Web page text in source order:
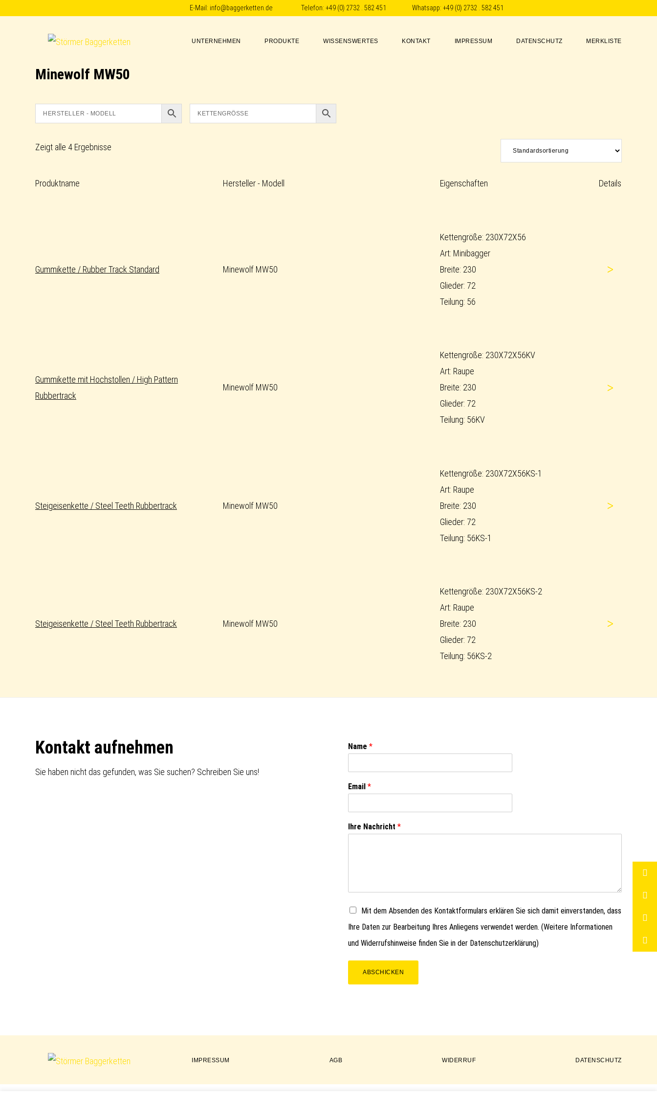
E-Mail: info@baggerketten.de Telefon: +49 (0) 2732 . 582 451 Whatsapp: +49 (0) 2732 . 582 451
Baggerketten
UNTERNEHMEN PRODUKTE WISSENSWERTES KONTAKT IMPRESSUM DATENSCHUTZ MERKLISTE
Minewolf MW50
Zeigt alle 4 Ergebnisse
Produktname Hersteller - Modell Eigenschaften Details
Gummikette / Rubber Track Standard Minewolf MW50
Kettengröße: 230X72X56
Art: Minibagger
Breite: 230
Glieder: 72
Teilung: 56
>
Gummikette mit Hochstollen / High Pattern
Rubbertrack
Minewolf MW50
Kettengröße: 230X72X56KV
Art: Raupe
Breite: 230
Glieder: 72
Teilung: 56KV
>
Steigeisenkette / Steel Teeth Rubbertrack Minewolf MW50
Kettengröße: 230X72X56KS-1
Art: Raupe
Breite: 230
Glieder: 72
Teilung: 56KS-1
>
Steigeisenkette / Steel Teeth Rubbertrack Minewolf MW50
Kettengröße: 230X72X56KS-2
Art: Raupe
Breite: 230
Glieder: 72
Teilung: 56KS-2
>
FooterKontakt aufnehmen
Sie haben nicht das gefunden, was Sie suchen? Schreiben Sie uns!
Name *
Email *
Ihre Nachricht *
Mit dem Absenden des Kontaktformulars erklären Sie sich damit einverstanden, dass
Ihre Daten zur Bearbeitung Ihres Anliegens verwendet werden. (Weitere Informationen
und Widerrufshinweise finden Sie in der Datenschutzerklärung)
ABSCHICKEN
Baggerketten
IMPRESSUM AGB WIDERRUF DATENSCHUTZ